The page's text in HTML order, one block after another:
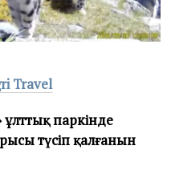
Travel
ұлттық паркінде
түсіп қалғанын